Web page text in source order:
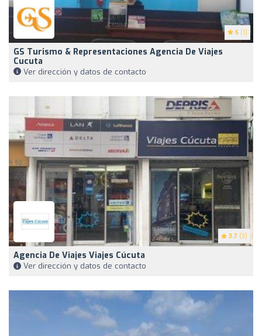
5 (1)
GS Turismo & Representaciones Agencia De Viajes
Cucuta
Ver dirección y datos de contacto
3.7 (3)
Agencia De Viajes Viajes Cúcuta
Ver dirección y datos de contacto